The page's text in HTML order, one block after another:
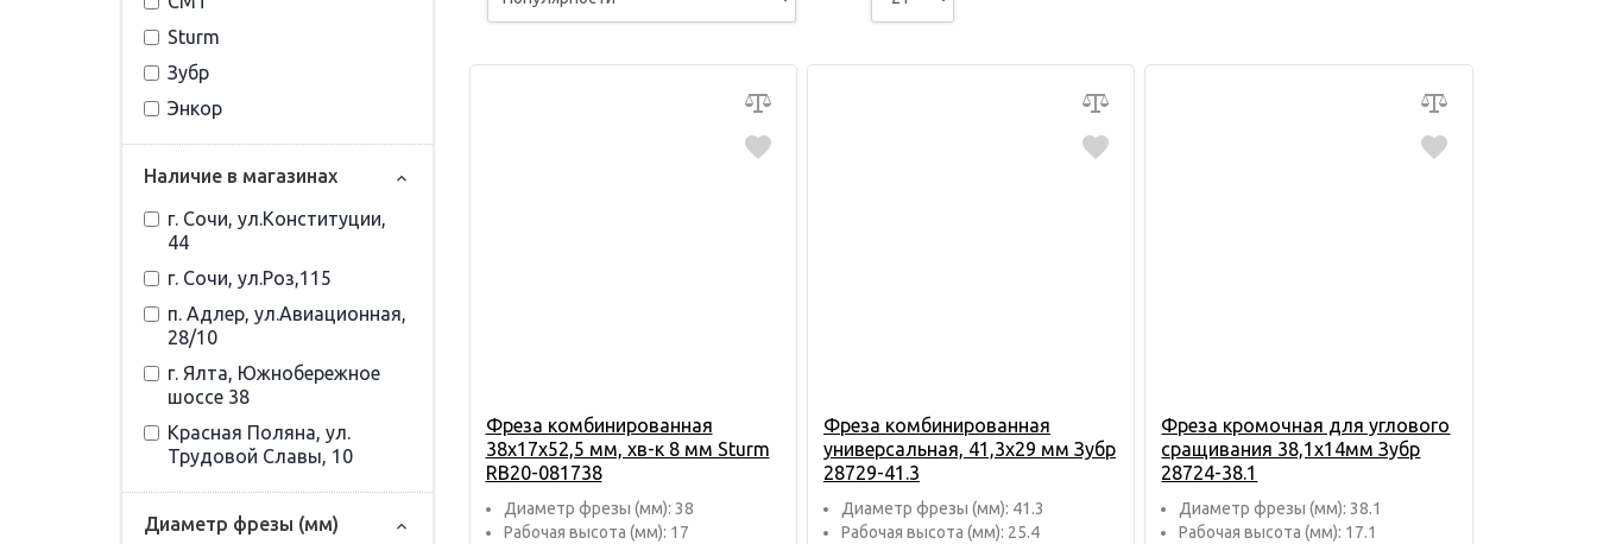
Sturm
Зубр
Энкор
Наличие в магазинах
г. Сочи, ул.Конституции,
44
г. Сочи, ул.Роз,115
п. Адлер, ул.Авиационная,
28/10
г. Ялта, Южнобережное
шоссе 38
Красная Поляна, ул.
Трудовой Славы, 10
Диаметр фрезы (мм)
Фреза комбинированная
38х17х52,5 мм, хв-к 8 мм Sturm
RB20-081738
Диаметр фрезы (мм): 38
Рабочая высота (мм): 17
Фреза комбинированная
универсальная, 41,3х29 мм Зубр
28729-41.3
Диаметр фрезы (мм): 41.3
Рабочая высота (мм): 25.4
Фреза кромочная для углового
сращивания 38,1х14мм Зубр
28724-38.1
Диаметр фрезы (мм): 38.1
Рабочая высота (мм): 17.1